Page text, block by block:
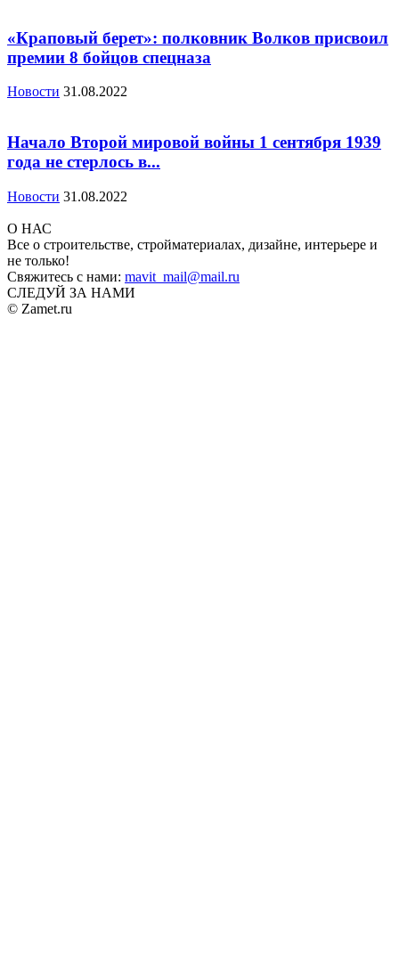
«Краповый берет»: полковник Волков присвоил
премии 8 бойцов спецназа
Новости 31.08.2022
Начало Второй мировой войны 1 сентября 1939
года не стерлось в...
Новости 31.08.2022
О НАС
Все о строительстве, стройматериалах, дизайне, интерьере и
не только!
Свяжитесь с нами: mavit_mail@mail.ru
СЛЕДУЙ ЗА НАМИ
© Zamet.ru